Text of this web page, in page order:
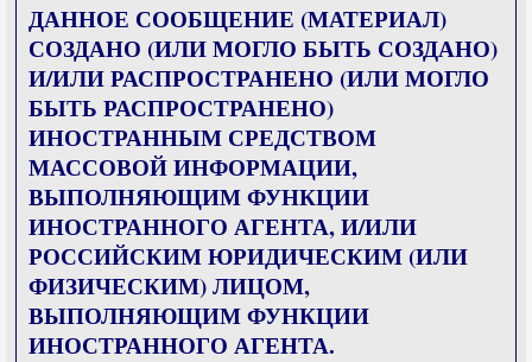
ДАННОЕ СООБЩЕНИЕ (МАТЕРИАЛ)
СОЗДАНО (ИЛИ МОГЛО БЫТЬ СОЗДАНО)
И/ИЛИ РАСПРОСТРАНЕНО (ИЛИ МОГЛО
БЫТЬ РАСПРОСТРАНЕНО)
ИНОСТРАННЫМ СРЕДСТВОМ
МАССОВОЙ ИНФОРМАЦИИ,
ВЫПОЛНЯЮЩИМ ФУНКЦИИ
ИНОСТРАННОГО АГЕНТА, И/ИЛИ
РОССИЙСКИМ ЮРИДИЧЕСКИМ (ИЛИ
ФИЗИЧЕСКИМ) ЛИЦОМ,
ВЫПОЛНЯЮЩИМ ФУНКЦИИ
ИНОСТРАННОГО АГЕНТА.